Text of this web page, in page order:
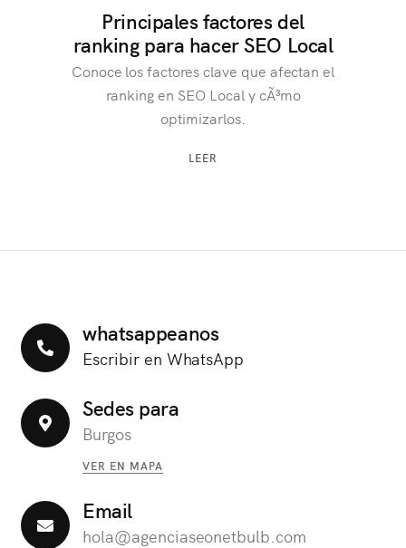
Principales factores del
ranking para hacer SEO Local
Conoce los factores clave que afectan el
ranking en SEO Local y cÃ³mo
optimizarlos.
LEER
whatsappeanos
Escribir en WhatsApp
Sedes para
Burgos
VER EN MAPA
Email
hola@agenciaseonetbulb.com